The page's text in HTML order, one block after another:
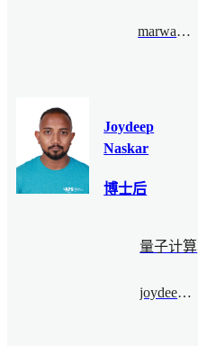
marwannajjar@bimsa.cn
Joydeep
Naskar
博士后
量子计算
joydeepnaskar@bimsa.cn